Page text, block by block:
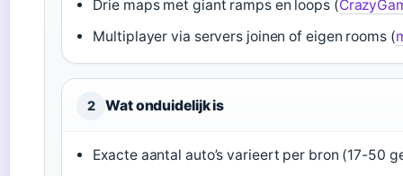
Drie maps met giant ramps en loops (
Multiplayer via servers joinen of eigen rooms (
2 Wat onduidelijk is
Exacte aantal auto’s varieert per bron (17-50